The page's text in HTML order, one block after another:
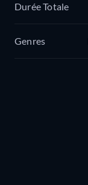
Durée Totale
Genres